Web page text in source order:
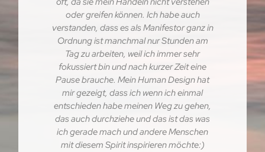
oder greifen können. Ich habe auch
verstanden, dass es als Manifestor ganz in
Ordnung ist manchmal nur Stunden am
Tag zu arbeiten, weil ich immer sehr
fokussiert bin und nach kurzer Zeit eine
Pause brauche. Mein Human Design hat
mir gezeigt, dass ich wenn ich einmal
entschieden habe meinen Weg zu gehen,
das auch durchziehe und das ist das was
ich gerade mach und andere Menschen
mit diesem Spirit inspirieren möchte:)